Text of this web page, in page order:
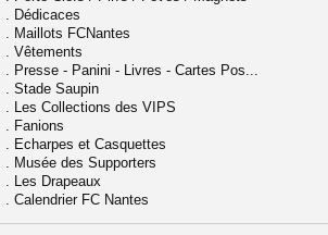
. Dédicaces
. Maillots FCNantes
. Vêtements
. Presse - Panini - Livres - Cartes Pos...
. Stade Saupin
. Les Collections des VIPS
. Fanions
. Echarpes et Casquettes
. Musée des Supporters
. Les Drapeaux
. Calendrier FC Nantes